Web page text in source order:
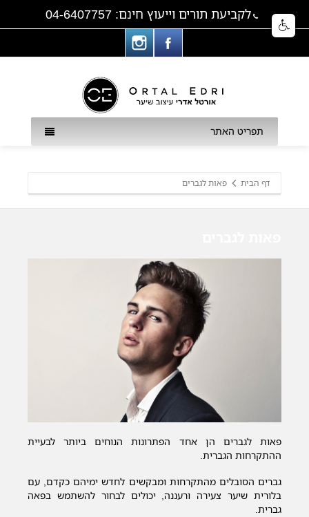
לקביעת תורים וייעוץ חינם: 04-6407757
תפריט האתר
פאות לגברים דף הבית
פאות לגברים הן אחד הפתרונות הנוחים ביותר לבעיית
ההתקרחות הגברית.
גברים הסובלים מהתקרחות ומבקשים לחדש ימיהם כקדם, עם
בלורית שיער צעירה ורעננה, יכולים לבחור להשתמש בפאה
גברית.